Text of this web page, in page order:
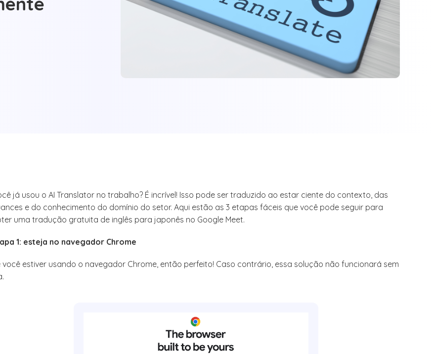
já usou o AI Translator no trabalho? É incrível! Isso pode ser traduzido ao estar ciente do contexto, das
e do conhecimento do domínio do setor. Aqui estão as 3 etapas fáceis que você pode seguir para
uma tradução gratuita de inglês para japonês no Google Meet.
1: esteja no navegador Chrome
você estiver usando o navegador Chrome, então perfeito! Caso contrário, essa solução não funcionará sem